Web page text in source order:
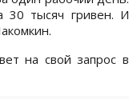
30 тысяч гривен. И
на свой запрос в